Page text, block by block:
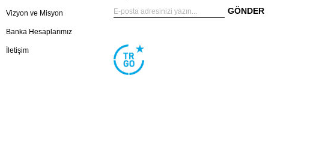
Vizyon ve Misyon
Banka Hesaplarımız
İletişim
GÖNDER